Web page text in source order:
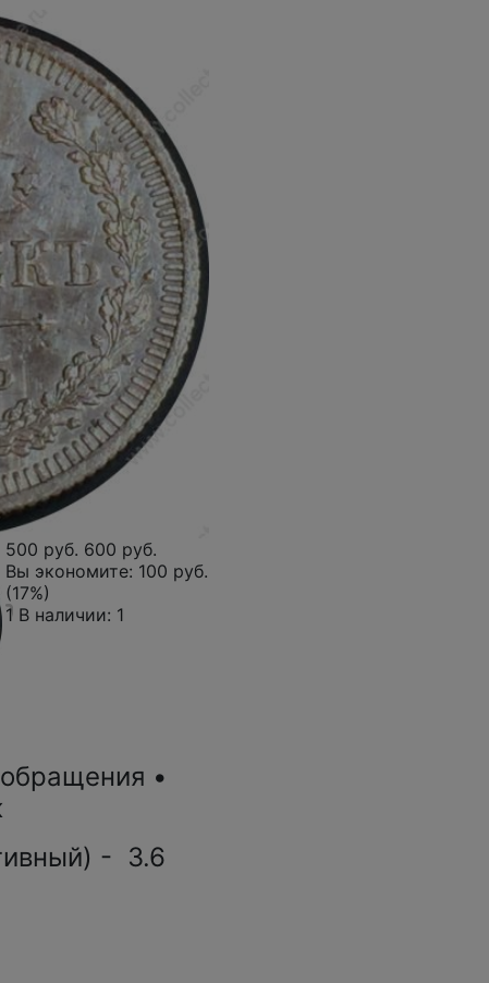
500 руб. 600 руб.
Вы экономите: 100 руб.
(17%)
1 В наличии: 1
•
- 3.6